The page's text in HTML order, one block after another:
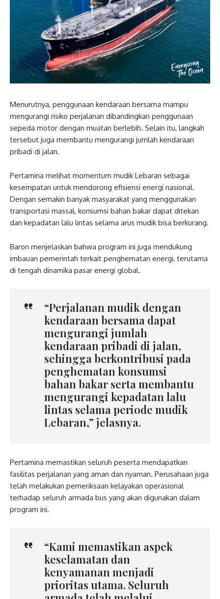
Menurutnya, penggunaan kendaraan bersama mampu
mengurangi risiko perjalanan dibandingkan penggunaan
sepeda motor dengan muatan berlebih. Selain itu, langkah
tersebut juga membantu mengurangi jumlah kendaraan
pribadi di jalan.
Pertamina melihat momentum mudik Lebaran sebagai
kesempatan untuk mendorong efisiensi energi nasional.
Dengan semakin banyak masyarakat yang menggunakan
transportasi massal, konsumsi bahan bakar dapat ditekan
dan kepadatan lalu lintas selama arus mudik bisa berkurang.
Baron menjelaskan bahwa program ini juga mendukung
imbauan pemerintah terkait penghematan energi, terutama
di tengah dinamika pasar energi global.
“Perjalanan mudik dengan
kendaraan bersama dapat
mengurangi jumlah
kendaraan pribadi di jalan,
sehingga berkontribusi pada
penghematan konsumsi
bahan bakar serta membantu
mengurangi kepadatan lalu
lintas selama periode mudik
Lebaran,” jelasnya.
Pertamina memastikan seluruh peserta mendapatkan
fasilitas perjalanan yang aman dan nyaman. Perusahaan juga
telah melakukan pemeriksaan kelayakan operasional
terhadap seluruh armada bus yang akan digunakan dalam
program ini.
“Kami memastikan aspek
keselamatan dan
kenyamanan menjadi
prioritas utama. Seluruh